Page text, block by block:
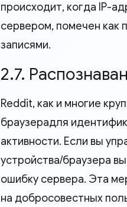
происходит, когда IP-
сервером, помечен как
записями.
2.7.
Reddit, как и многие
браузерадля
активности. Если вы
устройства/браузера
ошибку сервера. Эта
на добросовестных